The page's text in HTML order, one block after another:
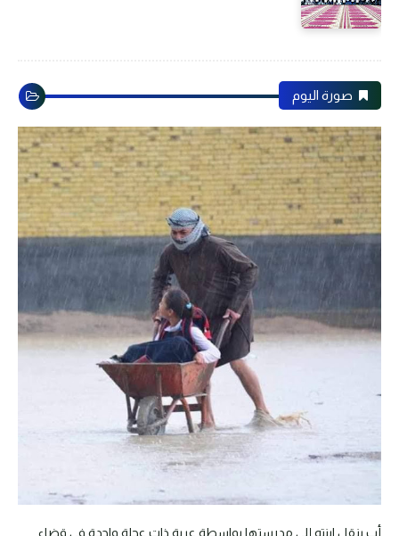
صورة اليوم
أب ينقل ابنته إلى مدرستها بواسطة عربة ذات عجلة واحدة في قضاء